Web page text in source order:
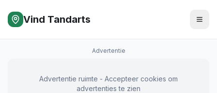
Vind Tandarts
Advertentie
Advertentie ruimte - Accepteer cookies om
advertenties te zien